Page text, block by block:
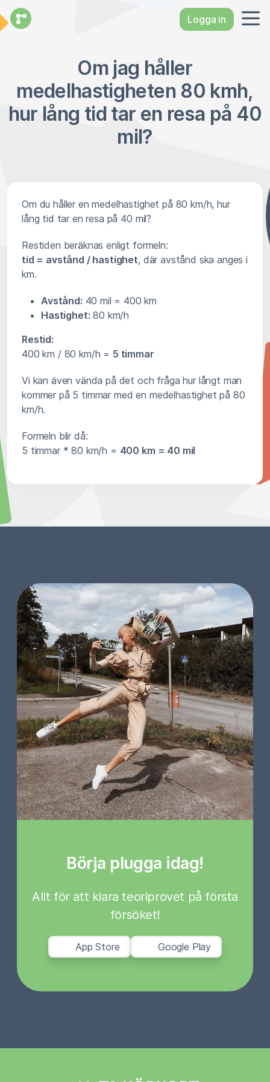
Logga in
Om jag håller
medelhastigheten 80 kmh,
hur lång tid tar en resa på 40
mil?
Om du håller en medelhastighet på 80 km/h, hur
lång tid tar en resa på 40 mil?
Restiden beräknas enligt formeln:
tid = avstånd / hastighet, där avstånd ska anges i
km.
Avstånd: 40 mil = 400 km
Hastighet: 80 km/h
Restid:
400 km / 80 km/h = 5 timmar
Vi kan även vända på det och fråga hur långt man
kommer på 5 timmar med en medelhastighet på 80
km/h.
Formeln blir då:
5 timmar * 80 km/h = 400 km = 40 mil
Börja plugga idag!
Allt för att klara teoriprovet på första
försöket!
App Store Google Play